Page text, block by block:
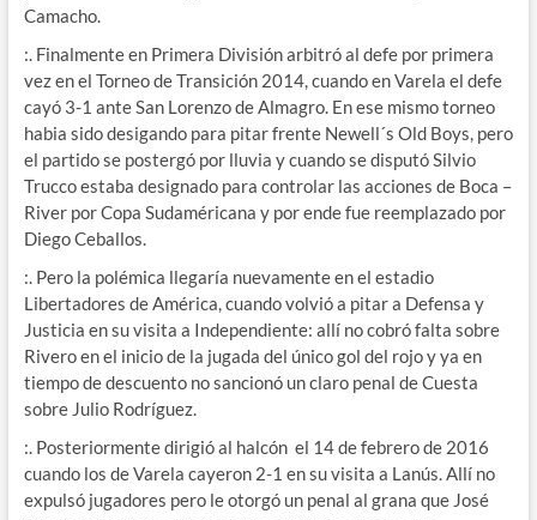
Camacho.
:. Finalmente en Primera División arbitró al defe por primera
vez en el Torneo de Transición 2014, cuando en Varela el defe
cayó 3-1 ante San Lorenzo de Almagro. En ese mismo torneo
habia sido desigando para pitar frente Newell´s Old Boys, pero
el partido se postergó por lluvia y cuando se disputó Silvio
Trucco estaba designado para controlar las acciones de Boca –
River por Copa Sudaméricana y por ende fue reemplazado por
Diego Ceballos.
:. Pero la polémica llegaría nuevamente en el estadio
Libertadores de América, cuando volvió a pitar a Defensa y
Justicia en su visita a Independiente: allí no cobró falta sobre
Rivero en el inicio de la jugada del único gol del rojo y ya en
tiempo de descuento no sancionó un claro penal de Cuesta
sobre Julio Rodríguez.
:. Posteriormente dirigió al halcón el 14 de febrero de 2016
cuando los de Varela cayeron 2-1 en su visita a Lanús. Allí no
expulsó jugadores pero le otorgó un penal al grana que José